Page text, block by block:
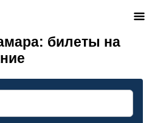
билеты на